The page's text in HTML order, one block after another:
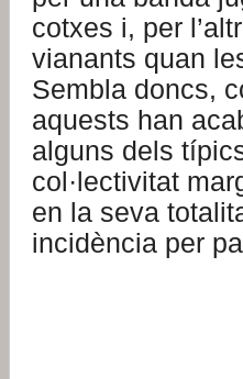
cotxes i, per
vianants quan
Sembla doncs,
aquests han
alguns dels
col·lectivitat
en la seva
incidència per